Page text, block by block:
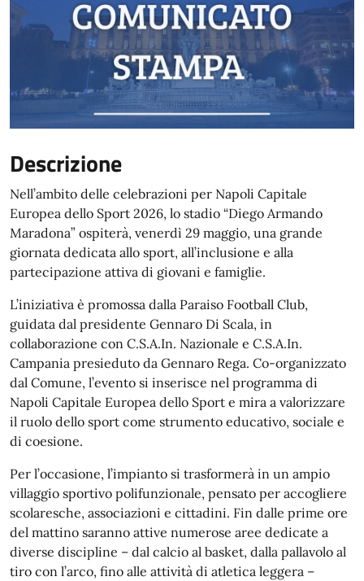
Descrizione
Nell’ambito delle celebrazioni per Napoli Capitale
Europea dello Sport 2026, lo stadio “Diego Armando
Maradona” ospiterà, venerdì 29 maggio, una grande
giornata dedicata allo sport, all’inclusione e alla
partecipazione attiva di giovani e famiglie.
L’iniziativa è promossa dalla Paraiso Football Club,
guidata dal presidente Gennaro Di Scala, in
collaborazione con C.S.A.In. Nazionale e C.S.A.In.
Campania presieduto da Gennaro Rega. Co-organizzato
dal Comune, l’evento si inserisce nel programma di
Napoli Capitale Europea dello Sport e mira a valorizzare
il ruolo dello sport come strumento educativo, sociale e
di coesione.
Per l’occasione, l’impianto si trasformerà in un ampio
villaggio sportivo polifunzionale, pensato per accogliere
scolaresche, associazioni e cittadini. Fin dalle prime ore
del mattino saranno attive numerose aree dedicate a
diverse discipline – dal calcio al basket, dalla pallavolo al
tiro con l’arco, fino alle attività di atletica leggera –